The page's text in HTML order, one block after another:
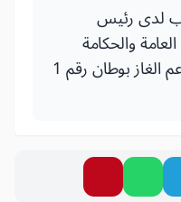
لدى رئيس
والحكامة
المتعلقة بتسوية ملفات دعم الغاز بوطان رقم 1